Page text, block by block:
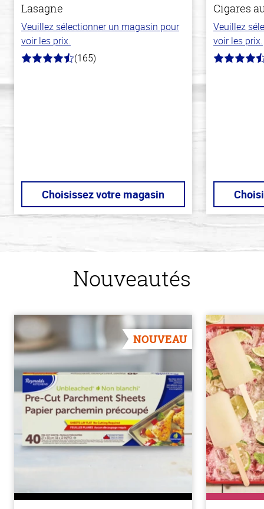
Lasagne
Veuillez sélectionner un magasin pour
voir les prix.
4.1
(165)
Choisissez votre magasin
Cigares
Veuillez
voir les prix.
4.6
Nouveautés
NOUVEAU